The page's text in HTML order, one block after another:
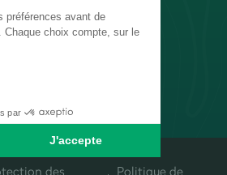
des Politique de
préférences avant de
Chaque choix compte, sur le
par
J'accepte
: Personnalisez vos Options